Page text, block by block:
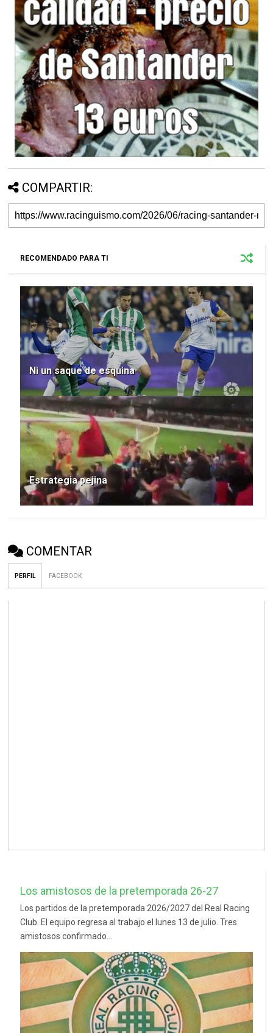
COMPARTIR:
RECOMENDADO PARA TI
Ni un saque de esquina
Estrategia pejina
COMENTAR
PERFIL FACEBOOK
Los amistosos de la pretemporada 26-27
Los partidos de la pretemporada 2026/2027 del Real Racing
Club. El equipo regresa al trabajo el lunes 13 de julio. Tres
amistosos confirmado...